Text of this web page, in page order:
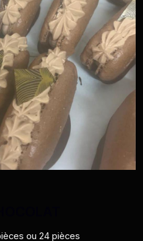
ou 24 pièces